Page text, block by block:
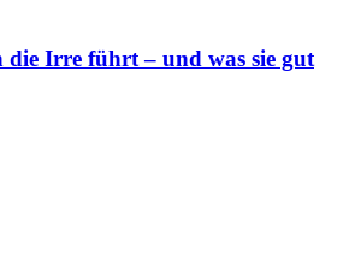
Irre führt – und was sie gut